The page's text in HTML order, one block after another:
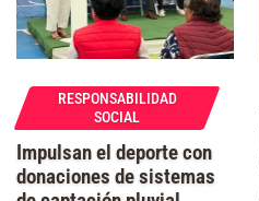
RESPONSABILIDAD
SOCIAL
Impulsan el deporte con
donaciones de sistemas